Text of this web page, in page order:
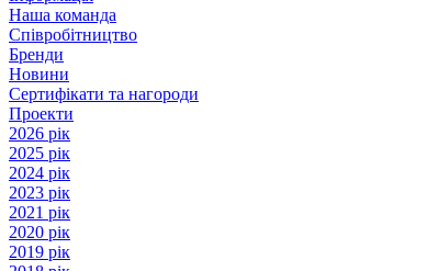
Наша команда
Співробітництво
Бренди
Новини
Сертифікати та нагороди
Проекти
2026 рік
2025 рік
2024 рік
2023 рік
2021 рік
2020 рік
2019 рік